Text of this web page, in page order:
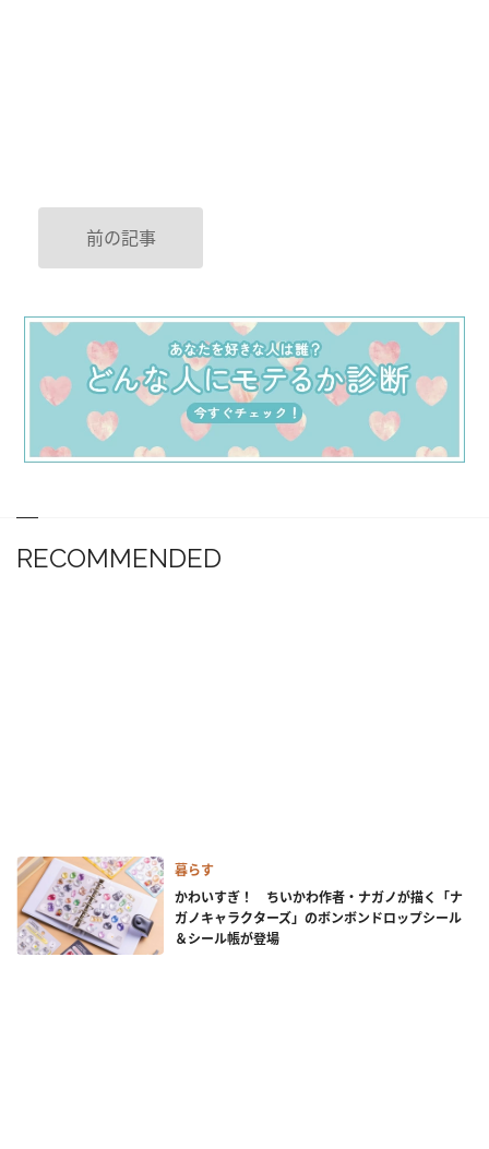
前の記事
RECOMMENDED
暮らす
かわいすぎ！ ちいかわ作者・ナガノが描く「ナ
ガノキャラクターズ」のボンボンドロップシール
＆シール帳が登場